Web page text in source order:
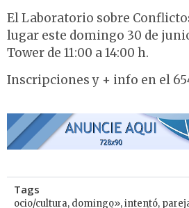
El Laboratorio sobre
lugar este domingo 30 de
Tower de 11:00 a 14:00 h.
Inscripciones y + info en el
Tags
ocio/cultura, domingo»,intentó,